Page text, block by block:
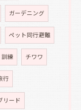
ガーデニング
ペット同行避難
訓練 チワワ
行
リード